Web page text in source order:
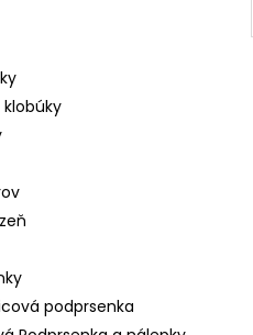
podprsenka